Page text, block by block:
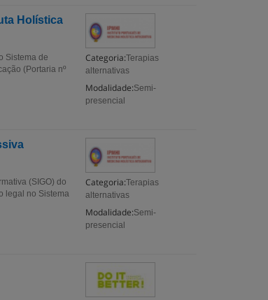
Holística
Categoria:Terapias
alternativas
Modalidade:Semi-
presencial
Sistema de
(Portaria nº
Categoria:Terapias
alternativas
Modalidade:Semi-
presencial
(SIGO) do
legal no Sistema